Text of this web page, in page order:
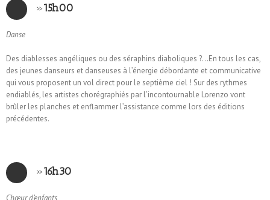
»15h00
Danse
Des diablesses angéliques ou des séraphins diaboliques ?…En tous les cas,
des jeunes danseurs et danseuses à l’énergie débordante et communicative
qui vous proposent un vol direct pour le septième ciel ! Sur des rythmes
endiablés, les artistes chorégraphiés par l’incontournable Lorenzo vont
brûler les planches et enflammer l’assistance comme lors des éditions
précédentes.
»16h30